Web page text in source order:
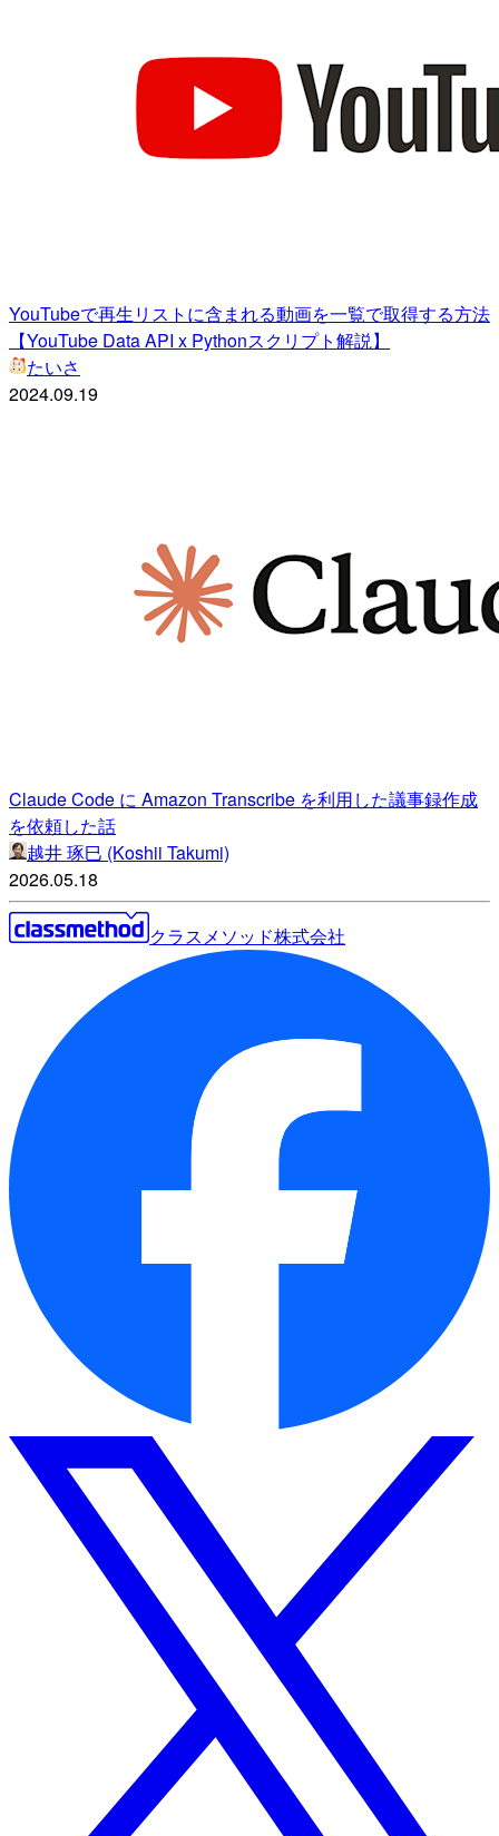
YouTubeで再生リストに含まれる動画を一覧で取得する方法
【YouTube Data API x Pythonスクリプト解説】
たいさ
2024.09.19
Claude Code に Amazon Transcribe を利用した議事録作成
を依頼した話
越井 琢巳 (Koshii Takumi)
2026.05.18
クラスメソッド株式会社